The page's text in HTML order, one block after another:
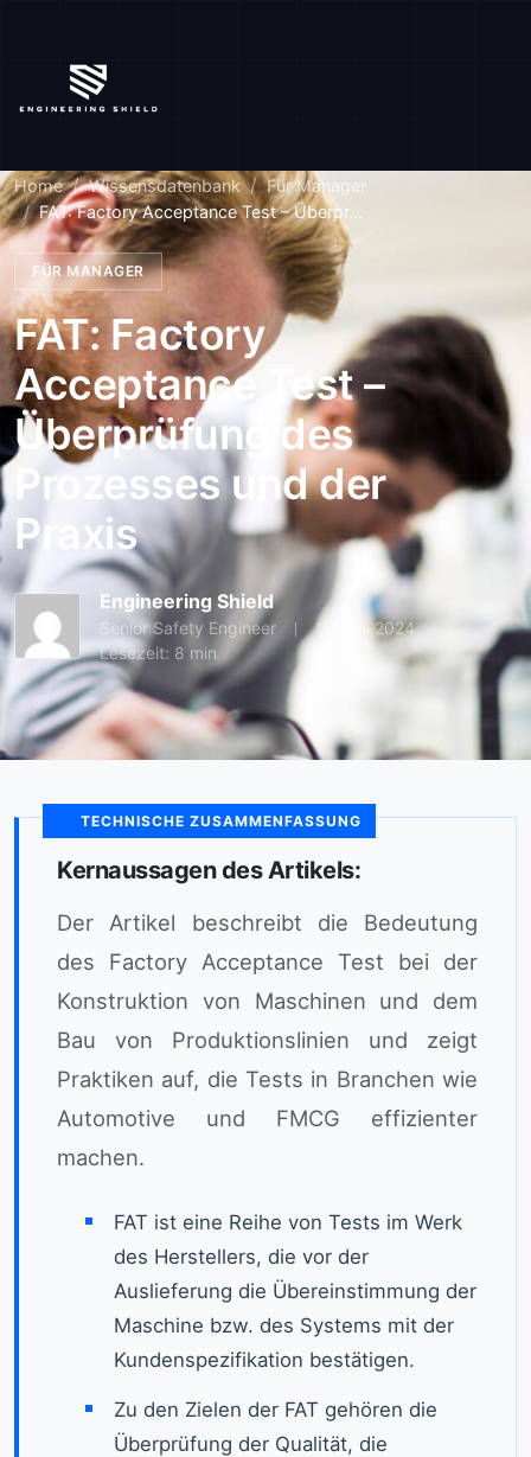
Home Wissensdatenbank
Für Manager
FAT: Factory Acceptance Test – Überpr...
FÜR MANAGER
FAT: Factory
Acceptance Test –
Überprüfung des
Prozesses und der
Praxis
Engineering Shield
Senior Safety Engineer
17 Juni 2024
Lesezeit: 8 min
TECHNISCHE ZUSAMMENFASSUNG
Kernaussagen des Artikels:
Der Artikel beschreibt die Bedeutung
des Factory Acceptance Test bei der
Konstruktion von Maschinen und dem
Bau von Produktionslinien und zeigt
Praktiken auf, die Tests in Branchen wie
Automotive und FMCG effizienter
machen.
FAT ist eine Reihe von Tests im Werk
des Herstellers, die vor der
Auslieferung die Übereinstimmung der
Maschine bzw. des Systems mit der
Kundenspezifikation bestätigen.
Zu den Zielen der FAT gehören die
Überprüfung der Qualität, die